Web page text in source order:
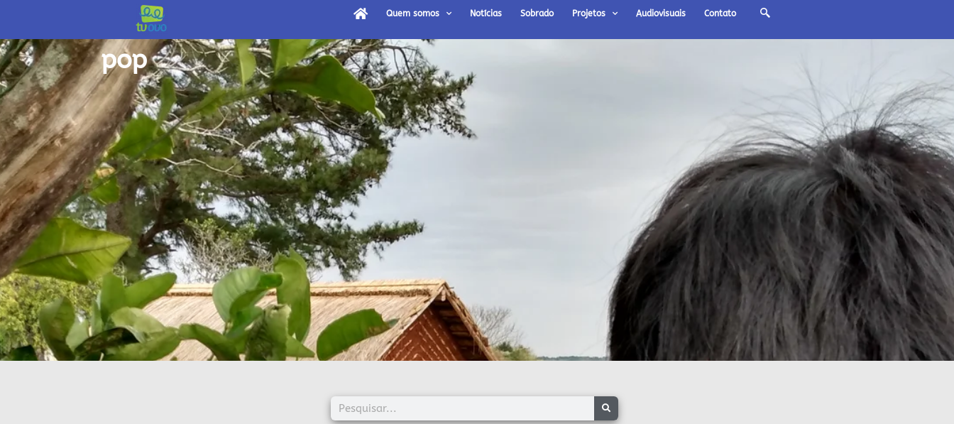
Quem somos Notícias Sobrado Projetos Audiovisuais Contato
início /
pop